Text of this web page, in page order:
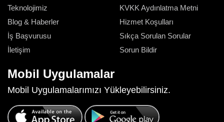
Teknolojimiz
Blog & Haberler
İş Başvurusu
İletişim
KVKK Aydınlatma Metni
Hizmet Koşulları
Sıkça Sorulan Sorular
Sorun Bildir
Mobil Uygulamalar
Mobil Uygulamalarımızı Yükleyebilirsiniz.